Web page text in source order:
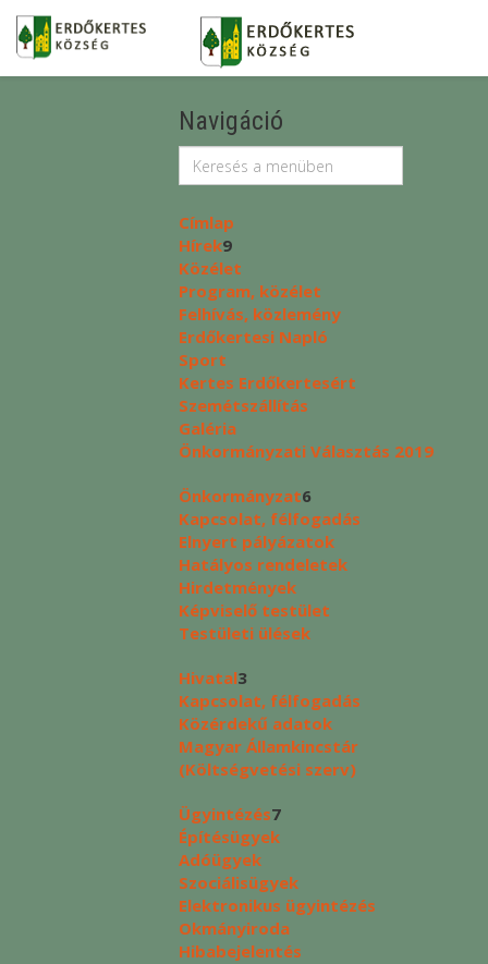
Navigáció
Címlap
Hírek9
Közélet
Program, közélet
Felhívás, közlemény
Erdőkertesi Napló
Sport
Kertes Erdőkertesért
Szemétszállítás
Galéria
Önkormányzati Választás 2019
Önkormányzat6
Kapcsolat, félfogadás
Elnyert pályázatok
Hatályos rendeletek
Hirdetmények
Képviselő testület
Testületi ülések
Hivatal3
Kapcsolat, félfogadás
Közérdekű adatok
Magyar Államkincstár
(Költségvetési szerv)
Ügyintézés7
Építésügyek
Adóügyek
Szociálisügyek
Elektronikus ügyintézés
Okmányiroda
Hibabejelentés